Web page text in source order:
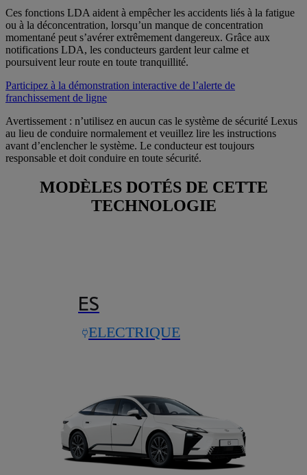
Ces fonctions LDA aident à empêcher les accidents liés à la fatigue
ou à la déconcentration, lorsqu’un manque de concentration
momentané peut s’avérer extrêmement dangereux. Grâce aux
notifications LDA, les conducteurs gardent leur calme et
poursuivent leur route en toute tranquillité.
Participez à la démonstration interactive de l’alerte de
franchissement de ligne
Avertissement : n’utilisez en aucun cas le système de sécurité Lexus
au lieu de conduire normalement et veuillez lire les instructions
avant d’enclencher le système. Le conducteur est toujours
responsable et doit conduire en toute sécurité.
MODÈLES DOTÉS DE CETTE
TECHNOLOGIE
ES
ELECTRIQUE